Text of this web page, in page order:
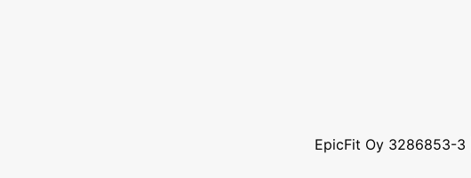
EpicFit Oy 3286853-3 |